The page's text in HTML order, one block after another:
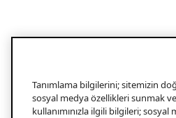
Tanımlama bilgilerini; sitemizin
sosyal medya özellikleri sunmak
kullanımınızla ilgili bilgileri; sosyal